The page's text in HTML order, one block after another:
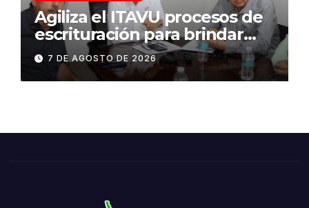
Agiliza el ITAVU procesos de
escrituración para brindar
certeza patrimonial a más
familias de Tamaulipas
7 DE AGOSTO DE 2026